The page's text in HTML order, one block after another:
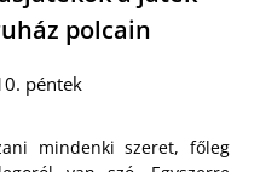
polcain
péntek
mindenki szeret, főleg